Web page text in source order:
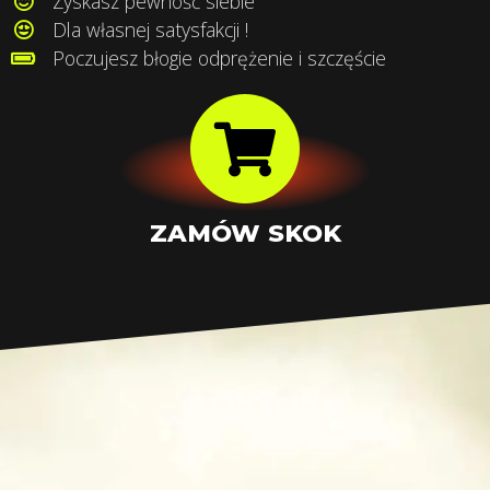
Dla własnej satysfakcji !
Poczujesz błogie odprężenie i szczęście
ZAMÓW SKOK